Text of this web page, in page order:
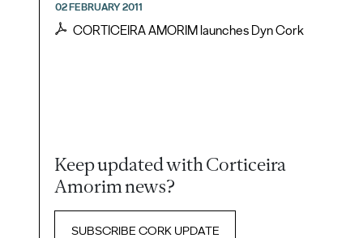
02 FEBRUARY 2011
CORTICEIRA AMORIM launches Dyn Cork
Keep updated with Corticeira
Amorim news?
SUBSCRIBE CORK UPDATE